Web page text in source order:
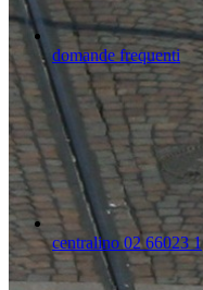
domande frequenti
centralino 02 66023 1